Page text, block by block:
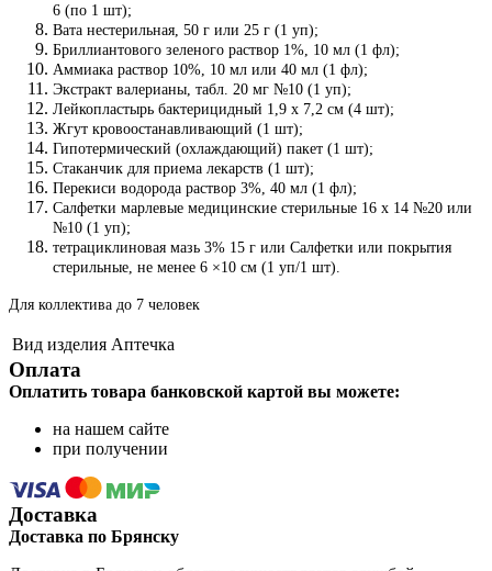
6 (по 1 шт);
Вата нестерильная, 50 г или 25 г (1 уп);
Бриллиантового зеленого раствор 1%, 10 мл (1 фл);
Аммиака раствор 10%, 10 мл или 40 мл (1 фл);
Экстракт валерианы, табл. 20 мг №10 (1 уп);
Лейкопластырь бактерицидный 1,9 x 7,2 см (4 шт);
Жгут кровоостанавливающий (1 шт);
Гипотермический (охлаждающий) пакет (1 шт);
Стаканчик для приема лекарств (1 шт);
Перекиси водорода раствор 3%, 40 мл (1 фл);
Салфетки марлевые медицинские стерильные 16 x 14 №20 или
№10 (1 уп);
тетрациклиновая мазь 3% 15 г или Салфетки или покрытия
стерильные, не менее 6 ×10 см (1 уп/1 шт).
Для коллектива до 7 человек
Вид изделия Аптечка
Оплата
Оплатить товара банковской картой вы можете:
на нашем сайте
при получении
Доставка
Доставка по Брянску